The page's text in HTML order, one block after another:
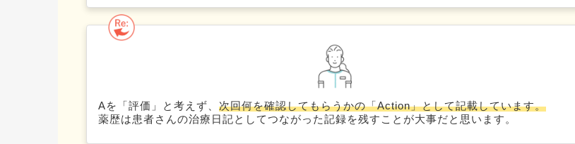
Aを「評価」と考えず、 次回何を確認してもらうかの「Action」として記載しています。
薬歴は患者さんの治療日記としてつながった記録を残すことが大事だと思います。